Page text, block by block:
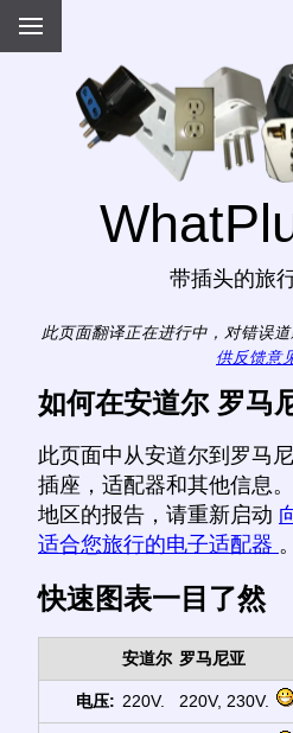
带插头的旅
此页面翻译正在进行中，对错误
供反馈意
如何在安道尔 罗马
此页面中从安道尔到罗马
插座，适配器和其他信息
地区的报告，请重新启动
适合您旅行的电子适配器 。
快速图表一目了然
安道尔 罗马尼亚
电压: 220V. 220V, 230V.